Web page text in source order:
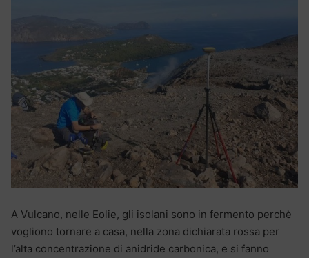
A Vulcano, nelle Eolie, gli isolani sono in fermento perchè
vogliono tornare a casa, nella zona dichiarata rossa per
l’alta concentrazione di anidride carbonica, e si fanno